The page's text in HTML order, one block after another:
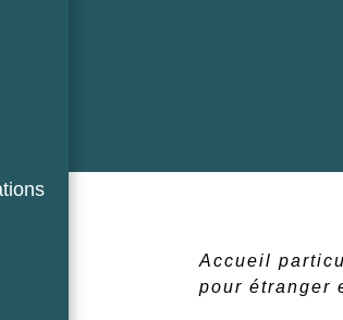
Accueil
pour étranger